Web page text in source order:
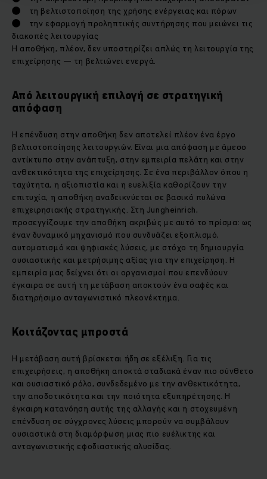
● τη βελτιστοποίηση της χρήσης ενέργειας και πόρων
● την εφαρμογή προληπτικής συντήρησης που μειώνει τις
διακοπές λειτουργίας
Η αποθήκη, πλέον, δεν υποστηρίζει απλώς τη λειτουργία της
επιχείρησης — τη βελτιώνει ενεργά.
Από λειτουργική επιλογή σε στρατηγική
απόφαση
Η επένδυση στην αποθήκη δεν αποτελεί πλέον ένα έργο
βελτιστοποίησης λειτουργιών. Είναι μια απόφαση με άμεσο
αντίκτυπο στην ανάπτυξη, στην εμπειρία πελάτη και στην
ανθεκτικότητα της επιχείρησης. Σε ένα περιβάλλον όπου η
ταχύτητα, η αξιοπιστία και η ευελιξία καθορίζουν την
επιτυχία, η αποθήκη αναδεικνύεται σε βασικό πυλώνα
επιχειρησιακής στρατηγικής. Στη Jungheinrich,
προσεγγίζουμε την αποθήκη ακριβώς με αυτό το πρίσμα: ως
έναν δυναμικό μηχανισμό που συνδυάζει εξοπλισμό,
αυτοματισμό και ψηφιακές λύσεις, με στόχο τη δημιουργία
ουσιαστικής και μετρήσιμης αξίας για την επιχείρηση. Η
εμπειρία μας δείχνει ότι οι οργανισμοί που επενδύουν
έγκαιρα σε αυτή τη μετάβαση αποκτούν ένα σαφές και
διατηρήσιμο ανταγωνιστικό πλεονέκτημα.
Κοιτάζοντας μπροστά
Η μετάβαση αυτή βρίσκεται ήδη σε εξέλιξη. Για τις
επιχειρήσεις, η αποθήκη αποκτά σταδιακά έναν πιο σύνθετο
και ουσιαστικό ρόλο, συνδεδεμένο με την ανθεκτικότητα,
την αποδοτικότητα και την ποιότητα εξυπηρέτησης. Η
έγκαιρη κατανόηση αυτής της αλλαγής και η στοχευμένη
επένδυση σε σύγχρονες λύσεις μπορούν να συμβάλουν
ουσιαστικά στη διαμόρφωση μιας πιο ευέλικτης και
ανταγωνιστικής εφοδιαστικής αλυσίδας.